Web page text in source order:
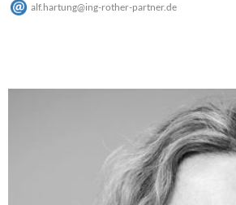
alf.hartung@ing-rother-partner.de